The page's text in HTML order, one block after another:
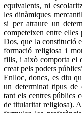
equivalents, ni
les dinàmiques
si per atraure un
competeixen entre elles
Dos, que la constitució
formació religiosa i
fills, i això comporta el
creat pels poders
Enlloc, doncs, es diu
un determinat tipus de
tant els centres públics
de titularitat religiosa).